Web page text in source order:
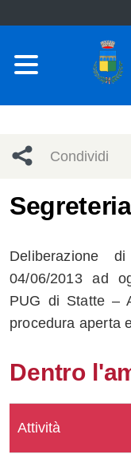
Condividi
network
Condividi
Deliberazione
04/06/2013 ad
PUG di Statte –
procedura aperta
Dentro
Attività